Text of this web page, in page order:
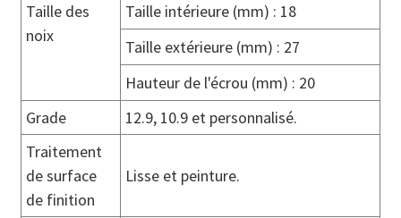
Taille des
noix
Taille intérieure (mm) : 18
Taille extérieure (mm) : 27
Hauteur de l'écrou (mm) : 20
Grade
12.9, 10.9 et personnalisé.
Traitement
de surface
de finition
Lisse et peinture.